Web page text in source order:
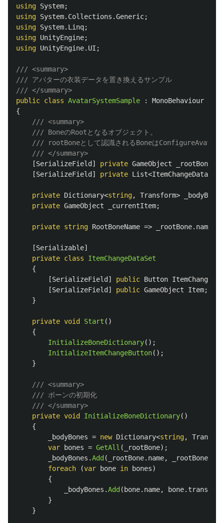
using System;
using System.Collections.Generic;
using System.Linq;
using UnityEngine;
using UnityEngine.UI ;
/// <summary>
/// アバターの衣装データを置き換えるサンプル
/// </summary>
public class AvatarSystemSample :
MonoBehaviour
{
/// <summary>
/// BoneのRootとなるオブジェクト。
/// rootBoneとして認識されるBoneはConfigureAvatar設
/// </summary>
[SerializeField ] private GameObject _rootBone
[SerializeField ] private List<ItemChangeDataSet
private Dictionary<string, Transform>
_bodyBones
private GameObject _currentItem;
private string RootBoneName => _rootBone. name
[Serializable]
private class
ItemChangeDataSet
{
[SerializeField ] public Button
[SerializeField ] public GameObject Item;
}
private void Start ()
{
InitializeBoneDictionary();
InitializeItemChangeButton();
}
/// <summary>
/// ボーンの初期化
/// </summary>
private void InitializeBoneDictionary()
{
_bodyBones = new Dictionary<string,
var
bones = GetAll ( _rootBone);
_bodyBones .Add ( _rootBone. name, _rootBone
foreach
(var bone in bones)
{
_bodyBones .Add ( bone. name, bone. transform
}
}